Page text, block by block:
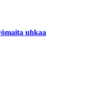
uhkaa